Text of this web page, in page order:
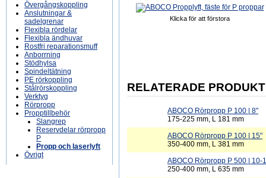
Övergångskoppling
Anslutningar &
sadelgrenar
Flexibla rördelar
Flexibla ändhuvar
Rostfri reparationsmuff
Anborrning
Stödhylsa
Spindeltätning
PE rörkoppling
Stålrörskoppling
Verktyg
Rörpropp
Propptillbehör
Slangrep
Reservdelar rörpropp
P
Propp och laserlyft
Övrigt
Klicka för att förstora
RELATERADE
ABOCO Rörpropp P 100 | 8"
175-225 mm, L 181 mm
ABOCO Rörpropp P 100 | 15"
350-400 mm, L 381 mm
ABOCO Rörpropp P 500 | 10-
250-400 mm, L 635 mm